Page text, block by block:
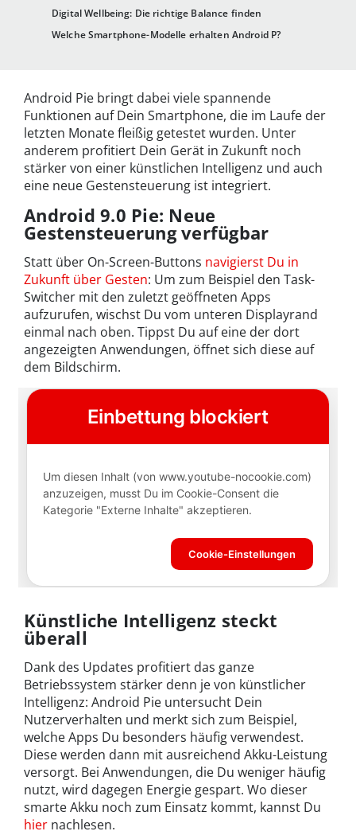
Digital Wellbeing: Die richtige Balance finden
Welche Smartphone-Modelle erhalten Android P?
Android Pie bringt dabei viele spannende
Funktionen auf Dein Smartphone, die im Laufe der
letzten Monate fleißig getestet wurden. Unter
anderem profitiert Dein Gerät in Zukunft noch
stärker von einer künstlichen Intelligenz und auch
eine neue Gestensteuerung ist integriert.
Android 9.0 Pie: Neue
Gestensteuerung verfügbar
Statt über On-Screen-Buttons navigierst Du in
Zukunft über Gesten: Um zum Beispiel den Task-
Switcher mit den zuletzt geöffneten Apps
aufzurufen, wischst Du vom unteren Displayrand
einmal nach oben. Tippst Du auf eine der dort
angezeigten Anwendungen, öffnet sich diese auf
dem Bildschirm.
Künstliche Intelligenz steckt
überall
Dank des Updates profitiert das ganze
Betriebssystem stärker denn je von künstlicher
Intelligenz: Android Pie untersucht Dein
Nutzerverhalten und merkt sich zum Beispiel,
welche Apps Du besonders häufig verwendest.
Diese werden dann mit ausreichend Akku-Leistung
versorgt. Bei Anwendungen, die Du weniger häufig
nutzt, wird dagegen Energie gespart. Wo dieser
smarte Akku noch zum Einsatz kommt, kannst Du
hier nachlesen.